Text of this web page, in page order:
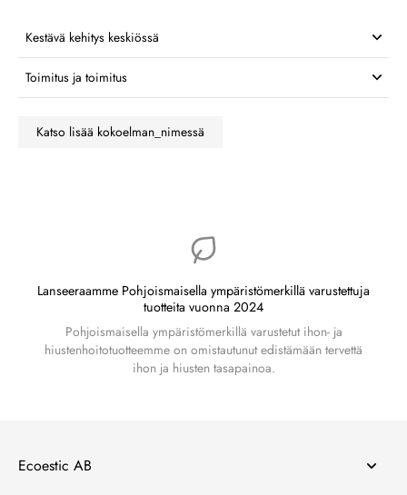
Kestävä kehitys keskiössä
Toimitus ja toimitus
Katso lisää kokoelman_nimessä
Lanseeraamme Pohjoismaisella ympäristömerkillä varustettuja
tuotteita vuonna 2024
Pohjoismaisella ympäristömerkillä varustetut ihon- ja
hiustenhoitotuotteemme on omistautunut edistämään tervettä
ihon ja hiusten tasapainoa.
Ecoestic AB